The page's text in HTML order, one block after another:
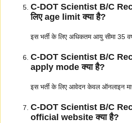
C-DOT Scientist B/C
लिए age limit क्या है?
इस भर्ती के लिए अधिकतम आयु सीमा 35 वर्ष
C-DOT Scientist B/C
apply mode क्या है?
इस भर्ती के लिए आवेदन केवल ऑनलाइन
C-DOT Scientist B/C
official website क्या है?